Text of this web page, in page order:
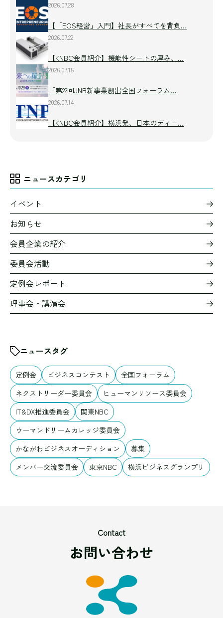
2026.07.28
【「EOS経営」入門】社長がすべてを背負…
2026.07.22
【KNBC会員紹介】機能性シートの厚み、…
2026.07.15
「第22回JNB新事業創出全国フォーラム…
2026.07.14
【KNBC会員紹介】横浜発、日本のディー…
ニュースカテゴリ
イベント
お知らせ
会員企業の紹介
委員会活動
定例会レポート
理事会・講演会
ニュースタグ
定例会 ビジネスコンテスト
全国フォーラム
ネクストリーダー委員会
ヒューマンリソース委員会
IT&DX推進委員会
関東NBC
ウーマンドリームカレッジ委員会
かながわビジネスオーディション
募集
メンバー交流委員会
東京NBC 横浜ビジネスグランプリ
Contact
お問い合わせ